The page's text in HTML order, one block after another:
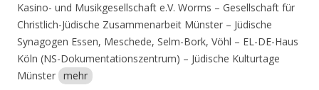
Kasino- und Musikgesellschaft e.V. Worms – Gesellschaft für
Christlich-Jüdische Zusammenarbeit Münster – Jüdische
Synagogen Essen, Meschede, Selm-Bork, Vöhl – EL-DE-Haus
Köln (NS-Dokumentationszentrum) – Jüdische Kulturtage
Münster mehr